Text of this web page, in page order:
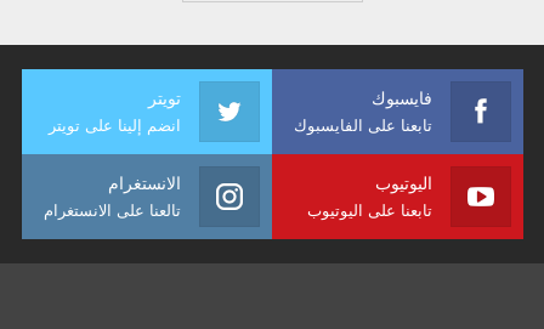
فايسبوك
تابعنا على الفايسبوك
تويتر
انضم إلينا على تويتر
اليوتيوب
تابعنا على اليوتيوب
الانستغرام
تالعنا على الانستغرام